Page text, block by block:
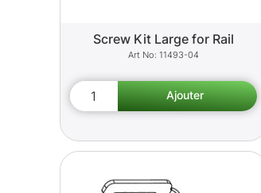
Screw Kit Large for Rail
11493-04